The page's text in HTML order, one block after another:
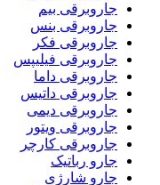
جاروبرقی بیم
جاروبرقی بنس
جاروبرقی فکر
جاروبرقی فیلیپس
جاروبرقی داما
جاروبرقی داتیس
جاروبرقی دیمی
جاروبرقی ویتور
جاروبرقی کارچر
جارو رباتیک
جارو شارژی